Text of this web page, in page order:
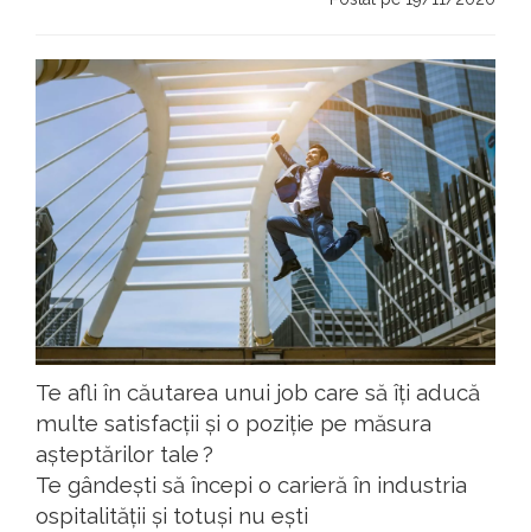
Te afli în căutarea unui job care să îți aducă
multe satisfacții și o poziție pe măsura
așteptărilor tale ?
Te gândești să începi o carieră în industria
ospitalității și totuși nu ești